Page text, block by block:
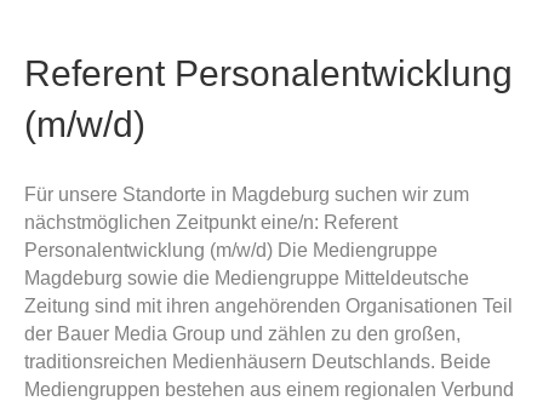
Referent Personalentwicklung
(m/w/d)
Für unsere Standorte in Magdeburg suchen wir zum
nächstmöglichen Zeitpunkt eine/n: Referent
Personalentwicklung (m/w/d) Die Mediengruppe
Magdeburg sowie die Mediengruppe Mitteldeutsche
Zeitung sind mit ihren angehörenden Organisationen Teil
der Bauer Media Group und zählen zu den großen,
traditionsreichen Medienhäusern Deutschlands. Beide
Mediengruppen bestehen aus einem regionalen Verbund